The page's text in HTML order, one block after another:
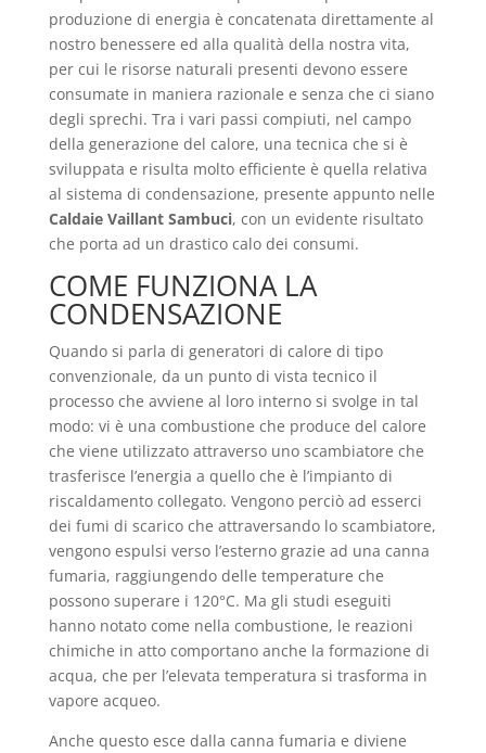
produzione di energia è concatenata direttamente al
nostro benessere ed alla qualità della nostra vita,
per cui le risorse naturali presenti devono essere
consumate in maniera razionale e senza che ci siano
degli sprechi. Tra i vari passi compiuti, nel campo
della generazione del calore, una tecnica che si è
sviluppata e risulta molto efficiente è quella relativa
al sistema di condensazione, presente appunto nelle
Caldaie Vaillant Sambuci, con un evidente risultato
che porta ad un drastico calo dei consumi.
COME FUNZIONA LA
CONDENSAZIONE
Quando si parla di generatori di calore di tipo
convenzionale, da un punto di vista tecnico il
processo che avviene al loro interno si svolge in tal
modo: vi è una combustione che produce del calore
che viene utilizzato attraverso uno scambiatore che
trasferisce l’energia a quello che è l’impianto di
riscaldamento collegato. Vengono perciò ad esserci
dei fumi di scarico che attraversando lo scambiatore,
vengono espulsi verso l’esterno grazie ad una canna
fumaria, raggiungendo delle temperature che
possono superare i 120°C. Ma gli studi eseguiti
hanno notato come nella combustione, le reazioni
chimiche in atto comportano anche la formazione di
acqua, che per l’elevata temperatura si trasforma in
vapore acqueo.
Anche questo esce dalla canna fumaria e diviene